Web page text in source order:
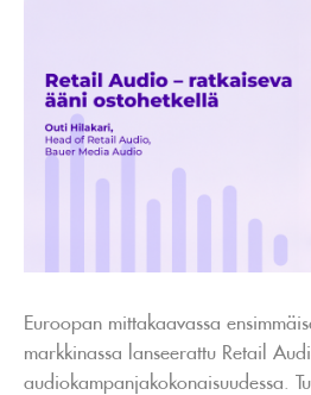
Euroopan mittakaavassa
markkinassa lanseerattu Retail
audiokampanjakokonaisuudessa.